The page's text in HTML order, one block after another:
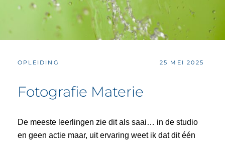
CATEGORIES:
OPLEIDING
POSTED
25 MEI 2025
Fotografie Materie
De meeste leerlingen zie dit als saai… in de studio
en geen actie maar, uit ervaring weet ik dat dit één